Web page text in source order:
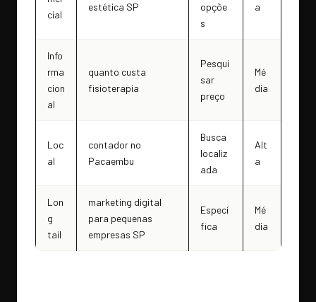
cial
estética SP
opçõe
s
a
Info
rma
cion
al
quanto custa
fisioterapia
Pesqui
sar
preço
Mé
dia
Loc
al
contador no
Pacaembu
Busca
localiz
ada
Alt
a
Lon
g
tail
marketing digital
para pequenas
empresas SP
Especí
fica
Mé
dia